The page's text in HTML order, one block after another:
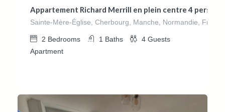
Appartement Richard Merrill en plein centre 4 pers
Sainte-Mère-Église, Cherbourg, Manche, Normandie,
2 Bedrooms 1 Baths 4 Guests
Apartment